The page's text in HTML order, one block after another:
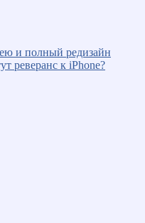
и полный редизайн
реверанс к iPhone?